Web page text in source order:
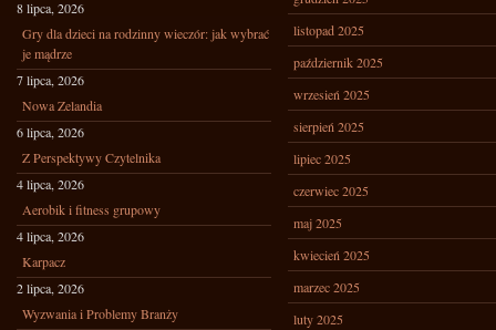
8 lipca, 2026
Gry dla dzieci na rodzinny wieczór: jak wybrać
je mądrze
7 lipca, 2026
Nowa Zelandia
6 lipca, 2026
Z Perspektywy Czytelnika
4 lipca, 2026
Aerobik i fitness grupowy
4 lipca, 2026
Karpacz
2 lipca, 2026
Wyzwania i Problemy Branży
listopad 2025
październik 2025
wrzesień 2025
sierpień 2025
lipiec 2025
czerwiec 2025
maj 2025
kwiecień 2025
marzec 2025
luty 2025